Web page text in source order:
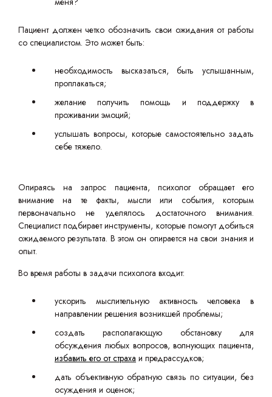
Пациент должен четко обозначить свои ожидания от работы
со специалистом. Это может быть:
необходимость высказаться, быть услышанным,
проплакаться;
желание получить помощь и поддержку в
проживании эмоций;
услышать вопросы, которые самостоятельно задать
себе тяжело.
Опираясь на запрос пациента, психолог обращает его
внимание на те факты, мысли или события, которым
первоначально не уделялось достаточного внимания.
Специалист подбирает инструменты, которые помогут добиться
ожидаемого результата. В этом он опирается на свои знания и
опыт.
Во время работы в задачи психолога входит:
ускорить мыслительную активность человека в
направлении решения возникшей проблемы;
создать располагающую обстановку для
обсуждения любых вопросов, волнующих пациента,
избавить его от страха и предрассудков;
дать объективную обратную связь по ситуации, без
осуждения и оценок;